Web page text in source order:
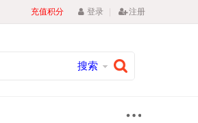
充值积分 登录 | 注册
搜索